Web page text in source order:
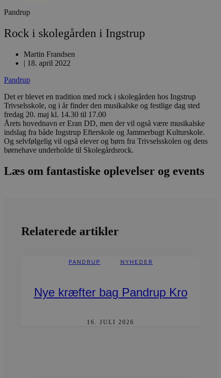
Pandrup
Rock i skolegården i Ingstrup
Martin Frandsen
| 18. april 2022
Pandrup
Det er blevet en tradition med rock i skolegården hos Ingstrup
Trivselsskole, og i år finder den musikalske og festlige dag sted
fredag 20. maj kl. 14.30 til 17.00
Årets hovednavn er Eran DD, men der vil også være musikalske
indslag fra både Ingstrup Efterskole og Jammerbugt Kulturskole.
Og selvfølgelig vil også elever og børn fra Trivselsskolen og dens
børnehave underholde til Skolegårdsrock.
Læs om fantastiske oplevelser og events
Relaterede artikler
PANDRUP NYHEDER
Nye kræfter bag Pandrup Kro
16. JULI 2026